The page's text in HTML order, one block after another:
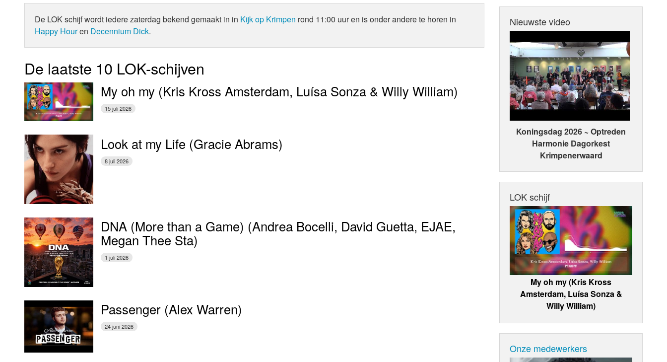
De LOK schijf wordt iedere zaterdag bekend gemaakt in in Kijk op Krimpen rond 11:00 uur en is onder andere te horen in
Happy Houren Decennium Dick.
De laatste 10 LOK-schijven
My oh my (Kris Kross Amsterdam, Luísa Sonza & Willy William)
15 juli 2026
Look at my Life (Gracie Abrams)
8 juli 2026
DNA (More than a Game) (Andrea Bocelli, David Guetta, EJAE,
Megan Thee Sta)
1 juli 2026
Passenger (Alex Warren)
24 juni 2026
Nieuwste video
Koningsdag 2026 ~ Optreden
Harmonie Dagorkest
Krimpenerwaard
LOK schijf
My oh my (Kris Kross
Amsterdam, Luísa Sonza &
Willy William)
Onze medewerkers